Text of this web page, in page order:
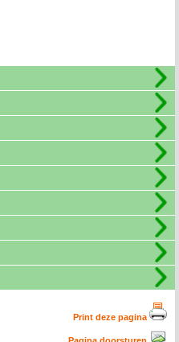
Print deze pagina